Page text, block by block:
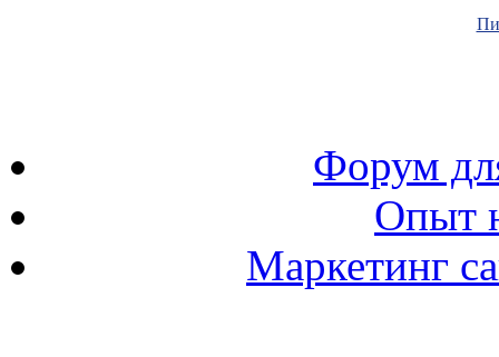
Форум
Опыт
Маркетинг